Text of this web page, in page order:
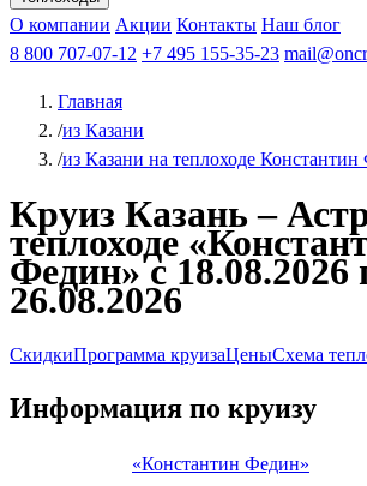
Чебоксарыиз Волгоградаиз Саратова Все
КазаньВ Нижний НовгородВ ПермьВ
РыбинскНа СоловкиНа ВалаамПо ОкеПо
Афанасий Никитин Октябрьская революция
ФединАлександр СвешниковИван
МироновА.С.Попов
О компании Акции Контакты Наш блог
8 800 707-07-12 +7 495 155-35-23
Главная
/из Казани
/из Казани на теплоходе
Круиз Казань –
теплоходе
Федин» с 18.08.2026
26.08.2026
СкидкиПрограмма круизаЦеныСхема
Информация по круизу
«Константин Федин»